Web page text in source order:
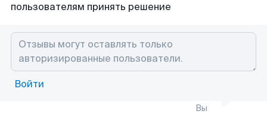
пользователям принять решение
Войти
Вы